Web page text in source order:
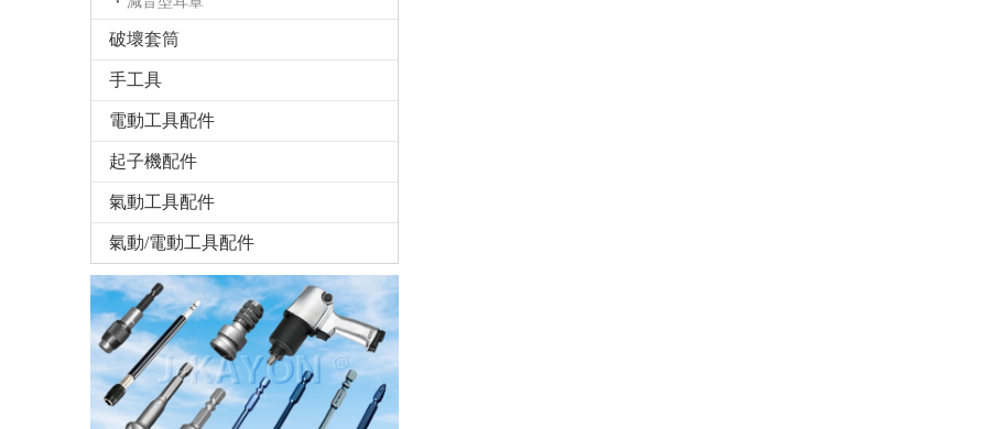
破壞套筒
手工具
電動工具配件
起子機配件
氣動工具配件
氣動/電動工具配件